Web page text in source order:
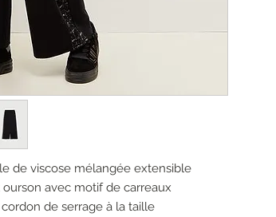
de viscose mélangée extensible
avec motif de carreaux
de serrage à la taille